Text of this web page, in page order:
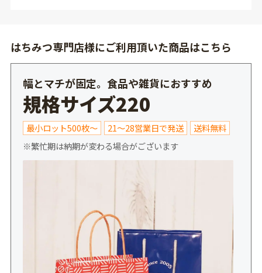
はちみつ専門店様にご利用頂いた商品はこちら
幅とマチが固定。食品や雑貨におすすめ
規格サイズ220
最小ロット500枚～ 21～28営業日で発送
送料無料
※繁忙期は納期が変わる場合がございます